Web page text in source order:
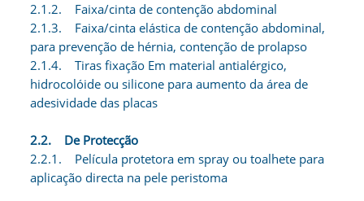
2.1.2. Faixa/cinta de contenção abdominal
2.1.3. Faixa/cinta elástica de contenção abdominal,
para prevenção de hérnia, contenção de prolapso
2.1.4. Tiras fixação Em material antialérgico,
hidrocolóide ou silicone para aumento da área de
adesividade das placas
2.2. De Protecção
2.2.1. Película protetora em spray ou toalhete para
aplicação directa na pele peristoma